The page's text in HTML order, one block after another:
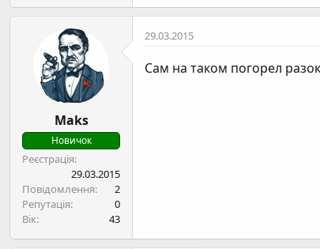
Maks
Новичок
Реєстрація
29.03.2015
Повідомлення
2
Репутація
0
Вік
43
29.03.2015
Сам на таком погорел